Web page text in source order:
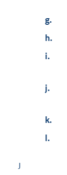
g.
h.
i.
j.
k.
l.
J